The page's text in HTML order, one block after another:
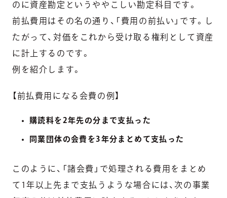
のに資産勘定というややこしい勘定科目です。
前払費用はその名の通り、「費用の前払い」です。し
たがって、対価をこれから受け取る権利として資産
に計上するのです。
例を紹介します。
【前払費用になる会費の例】
購読料を2年先の分まで支払った
同業団体の会費を3年分まとめて支払った
このように、「諸会費」で処理される費用をまとめ
て1年以上先まで支払うような場合には、次の事業